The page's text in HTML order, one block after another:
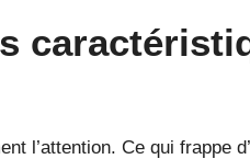
l’attention. Ce qui frappe